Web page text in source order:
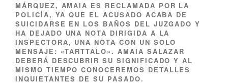
MÁRQUEZ, AMAIA ES RECLAMADA POR LA
POLICÍA, YA QUE EL ACUSADO ACABA DE
SUICIDARSE EN LOS BAÑOS DEL JUZGADO Y
HA DEJADO UNA NOTA DIRIGIDA A LA
INSPECTORA, UNA NOTA CON UN SOLO
MENSAJE: «TARTTALO». AMAIA SALAZAR
DEBERÁ DESCUBRIR SU SIGNIFICADO Y AL
MISMO TIEMPO CONOCEREMOS DETALLES
INQUIETANTES DE SU PASADO.